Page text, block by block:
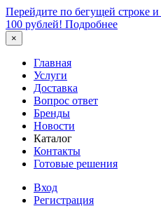
Перейдите по бегущей строке
100 рублей! Подробнее
×
Главная
Услуги
Доставка
Вопрос ответ
Бренды
Новости
Каталог
Контакты
Готовые решения
Вход
Регистрация